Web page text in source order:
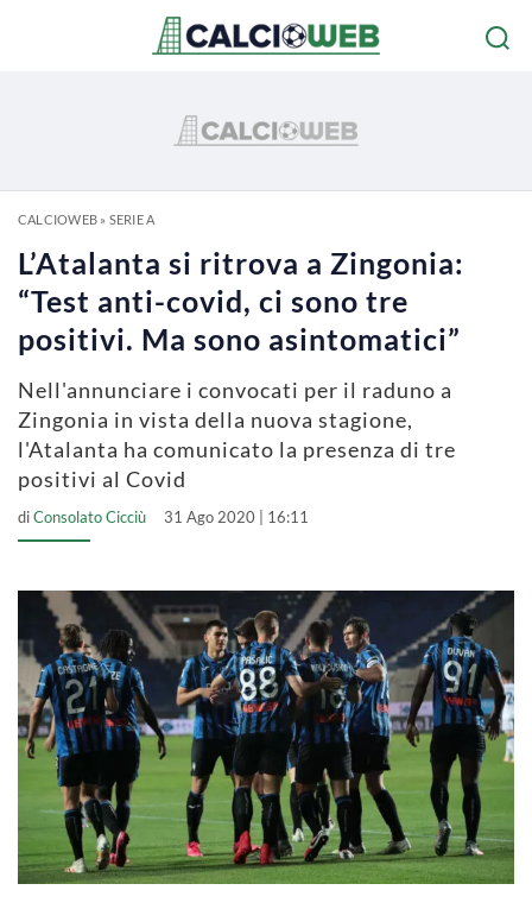
CALCIOWEB» SERIE A
L’Atalanta si ritrova a Zingonia:
“Test anti-covid, ci sono tre
positivi. Ma sono asintomatici”
Nell'annunciare i convocati per il raduno a
Zingonia in vista della nuova stagione,
l'Atalanta ha comunicato la presenza di tre
positivi al Covid
diConsolato Cicciù 31 Ago 2020 | 16:11